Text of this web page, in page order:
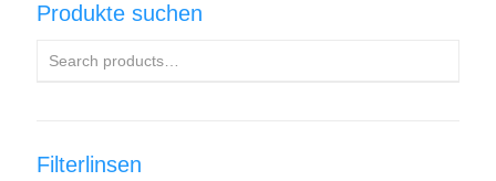
Produkte suchen
Filterlinsen